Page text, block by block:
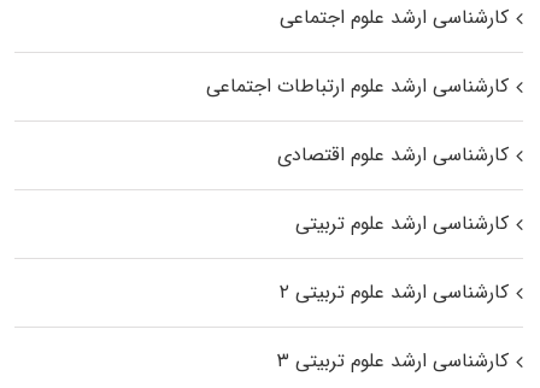
کارشناسی ارشد علوم اجتماعی
کارشناسی ارشد علوم ارتباطات اجتماعی
کارشناسی ارشد علوم اقتصادی
کارشناسی ارشد علوم تربیتی
کارشناسی ارشد علوم تربیتی ۲
کارشناسی ارشد علوم تربیتی ۳